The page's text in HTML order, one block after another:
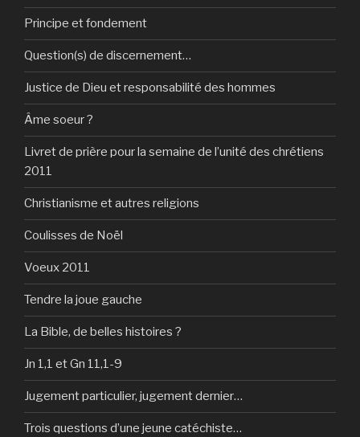
Principe et fondement
Question(s) de discernement…
Justice de Dieu et responsabilité des hommes
Âme soeur ?
Livret de prière pour la semaine de l’unité des chrétiens
2011
Christianisme et autres religions
Coulisses de Noël
Voeux 2011
Tendre la joue gauche
La Bible, de belles histoires ?
Jn 1,1 et Gn 11,1-9
Jugement particulier, jugement dernier…
Trois questions d’une jeune catéchiste…